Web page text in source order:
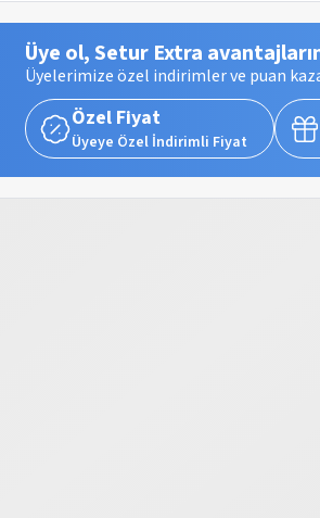
Üye ol, Setur Extra
Üyelerimize özel indirimler ve puan
Özel Fiyat
Üyeye Özel İndirimli Fiyat